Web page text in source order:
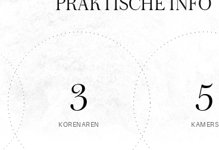
3
KORENAREN
5
KAMERS